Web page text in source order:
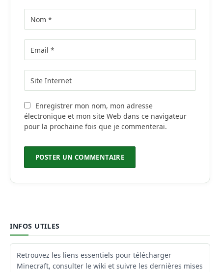
Enregistrer mon nom, mon adresse
électronique et mon site Web dans ce navigateur
pour la prochaine fois que je commenterai.
INFOS UTILES
Retrouvez les liens essentiels pour télécharger
Minecraft, consulter le wiki et suivre les dernières mises